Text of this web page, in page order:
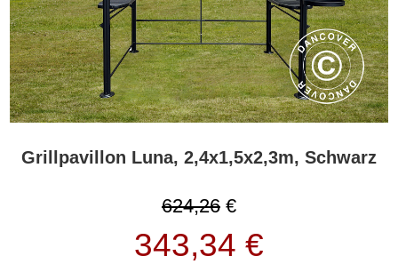
Grillpavillon Luna, 2,4x1,5x2,3m, Schwarz
624,26€
343,34 €